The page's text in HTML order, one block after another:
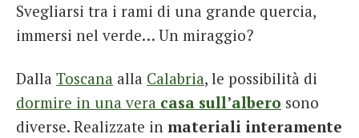
Svegliarsi tra i rami di una grande quercia,
immersi nel verde… Un miraggio?
Dalla Toscana alla Calabria, le possibilità di
dormire in una vera casa sull’albero sono
diverse. Realizzate in materiali interamente